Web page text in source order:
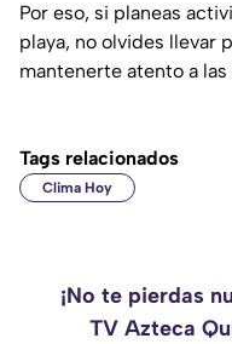
Por eso, si planeas
playa, no olvides llevar
mantenerte atento a
Tags relacionados
Clima Hoy
¡No te pierdas
TV Azteca